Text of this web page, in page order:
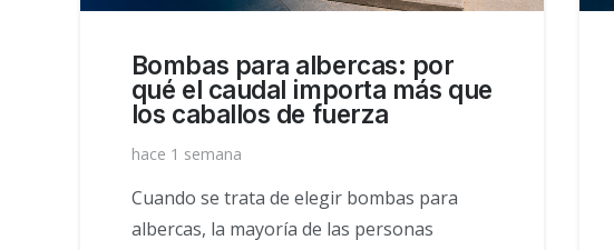
Bombas para albercas: por
qué el caudal importa más que
los caballos de fuerza
hace 1 semana
Cuando se trata de elegir bombas para
albercas, la mayoría de las personas